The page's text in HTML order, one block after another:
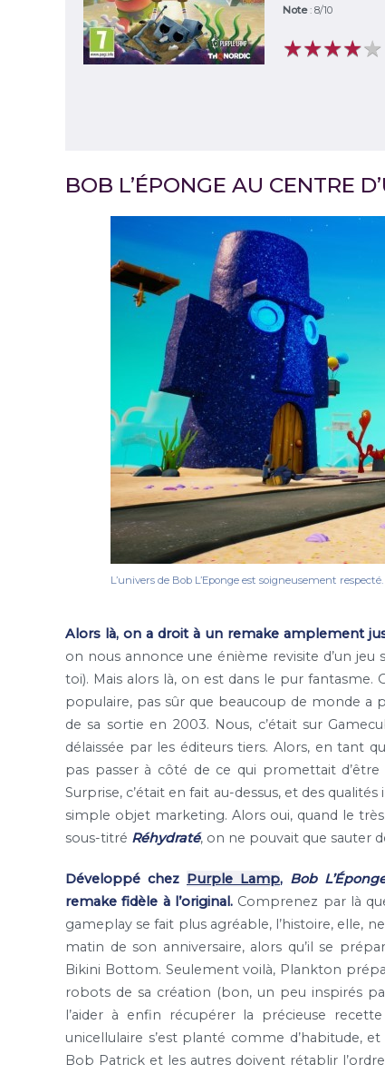
Note: 8/10
★★★★★
★★★★★
BOB L’ÉPONGE AU CENTRE
L’univers de Bob L’Eponge est soigneusement respecté.
Alors là, on a droit à un remake amplement
on nous annonce une énième revisite d’un jeu
toi). Mais alors là, on est dans le pur
populaire, pas sûr que beaucoup de monde a
de sa sortie en 2003. Nous, c’était sur
délaissée par les éditeurs tiers. Alors, en tant
pas passer à côté de ce qui promettait
Surprise, c’était en fait au-dessus, et des
simple objet marketing. Alors oui, quand le
sous-titré Réhydraté, on ne pouvait que sauter
Développé chez Purple Lamp, Bob
remake fidèle à l’original. Comprenez par là
gameplay se fait plus agréable, l’histoire, elle,
matin de son anniversaire, alors qu’il se
Bikini Bottom. Seulement voilà, Plankton
robots de sa création (bon, un peu inspirés
l’aider à enfin récupérer la précieuse
unicellulaire s’est planté comme d’habitude,
Bob Patrick et les autres doivent rétablir